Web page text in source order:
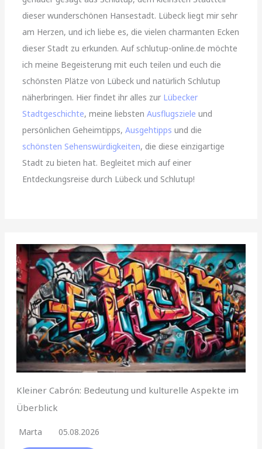
dieser wunderschönen Hansestadt. Lübeck liegt mir sehr
am Herzen, und ich liebe es, die vielen charmanten Ecken
dieser Stadt zu erkunden. Auf schlutup-online.de möchte
ich meine Begeisterung mit euch teilen und euch die
schönsten Plätze von Lübeck und natürlich Schlutup
näherbringen. Hier findet ihr alles zur Lübecker
Stadtgeschichte, meine liebstenAusflugsziele und
persönlichen Geheimtipps,Ausgehtipps und die
schönsten Sehenswürdigkeiten, die diese einzigartige
Stadt zu bieten hat. Begleitet mich auf einer
Entdeckungsreise durch Lübeck und Schlutup!
Kleiner Cabrón: Bedeutung und kulturelle Aspekte im
Überblick
Marta 05.08.2026